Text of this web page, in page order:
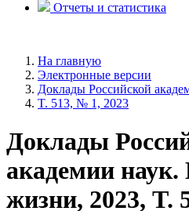
Отчеты и статистика
На главную
Электронные версии
Доклады Российской
T. 513, № 1, 2023
Доклады
академии наук.
жизни, 2023, T.